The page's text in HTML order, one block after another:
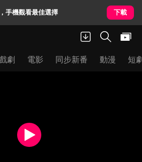
手機觀看最佳選擇 下載
戲劇 電影 同步新番 動漫 短